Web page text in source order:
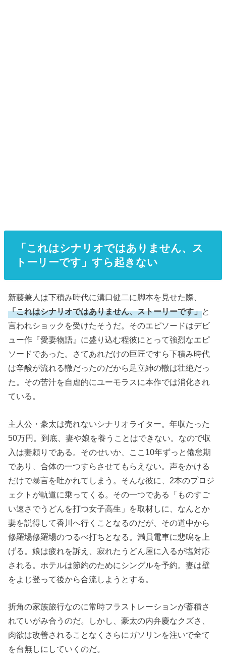
「これはシナリオではありません、ス
トーリーです」すら起きない
新藤兼人は下積み時代に溝口健二に脚本を見せた際、
「これはシナリオではありません、ストーリーです」と
言われショックを受けたそうだ。そのエピソードはデビ
ュー作『愛妻物語』に盛り込む程彼にとって強烈なエピ
ソードであった。さてあれだけの巨匠ですら下積み時代
は辛酸が流れる轍だったのだから足立紳の轍は壮絶だっ
た。その苦汁を自虐的にユーモラスに本作では消化され
ている。
主人公・豪太は売れないシナリオライター。年収たった
50万円。到底、妻や娘を養うことはできない。なので収
入は妻頼りである。そのせいか、ここ10年ずっと倦怠期
であり、合体の一つすらさせてもらえない。声をかける
だけで暴言を吐かれてしまう。そんな彼に、2本のプロジ
ェクトが軌道に乗ってくる。その一つである「ものすご
い速さでうどんを打つ女子高生」を取材しに、なんとか
妻を説得して香川へ行くことなるのだが、その道中から
修羅場修羅場のつるべ打ちとなる。満員電車に悲鳴を上
げる。娘は疲れを訴え、寂れたうどん屋に入るが塩対応
される。ホテルは節約のためにシングルを予約。妻は壁
をよじ登って後から合流しようとする。
折角の家族旅行なのに常時フラストレーションが蓄積さ
れていがみ合うのだ。しかし、豪太の内弁慶なクズさ、
肉欲は改善されることなくさらにガソリンを注いで全て
を台無しにしていくのだ。